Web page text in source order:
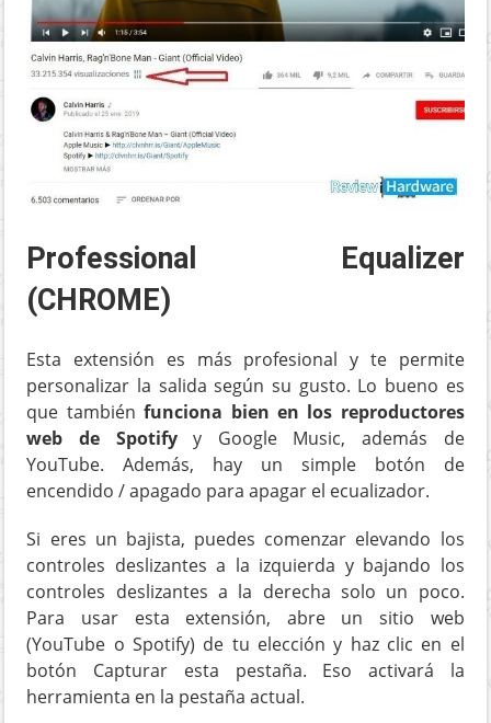
Professional Equalizer
(CHROME)
Esta extensión es más profesional y te permite
personalizar la salida según su gusto. Lo bueno es
que tambiénfunciona bien en los reproductores
web de Spotifyy Google Music, además de
YouTube. Además, hay un simple botón de
encendido / apagado para apagar el ecualizador.
Si eres un bajista, puedes comenzar elevando los
controles deslizantes a la izquierda y bajando los
controles deslizantes a la derecha solo un poco.
Para usar esta extensión, abre un sitio web
(YouTube o Spotify) de tu elección y haz clic en el
botón Capturar esta pestaña. Eso activará la
herramienta en la pestaña actual.